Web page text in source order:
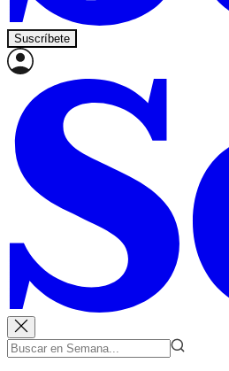
Suscríbete